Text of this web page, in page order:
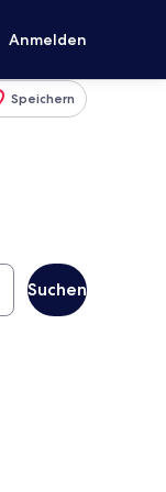
Anmelden
Speichern
Suchen